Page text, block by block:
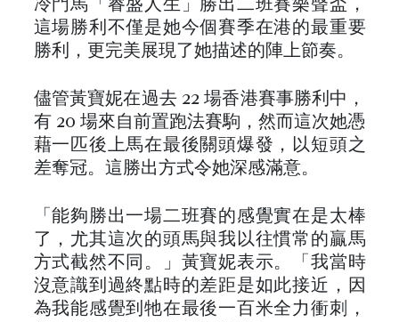
冷門馬「睿盛人生」勝出二班賽樂聲盃，
這場勝利不僅是她今個賽季在港的最重要
勝利，更完美展現了她描述的陣上節奏。
儘管黃寶妮在過去 22 場香港賽事勝利中，
有 20 場來自前置跑法賽駒，然而這次她憑
藉一匹後上馬在最後關頭爆發，以短頭之
差奪冠。這勝出方式令她深感滿意。
「能夠勝出一場二班賽的感覺實在是太棒
了，尤其這次的頭馬與我以往慣常的贏馬
方式截然不同。」黃寶妮表示。「我當時
沒意識到過終點時的差距是如此接近，因
為我能感覺到牠在最後一百米全力衝刺，